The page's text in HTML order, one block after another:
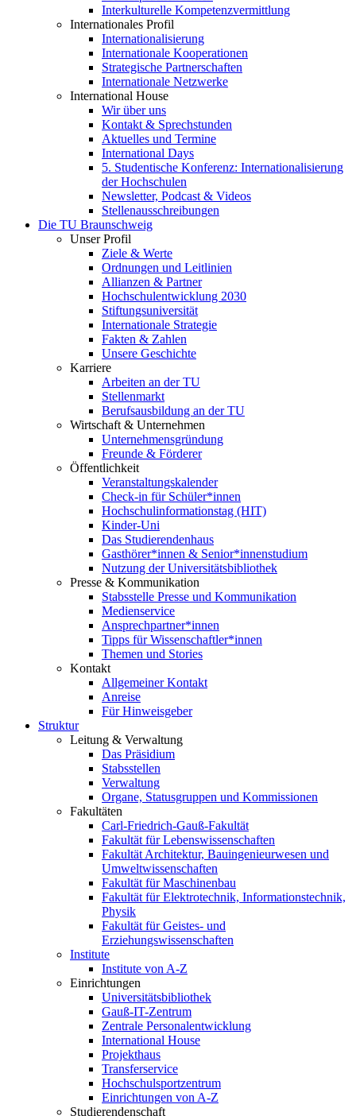
Interkulturelle Kompetenzvermittlung
Internationales Profil
Internationalisierung
Internationale Kooperationen
Strategische Partnerschaften
Internationale Netzwerke
International House
Wir über uns
Kontakt & Sprechstunden
Aktuelles und Termine
International Days
5. Studentische Konferenz: Internationalisierung
der Hochschulen
Newsletter, Podcast & Videos
Stellenausschreibungen
Die TU Braunschweig
Unser Profil
Ziele & Werte
Ordnungen und Leitlinien
Allianzen & Partner
Hochschulentwicklung 2030
Stiftungsuniversität
Internationale Strategie
Fakten & Zahlen
Unsere Geschichte
Karriere
Arbeiten an der TU
Stellenmarkt
Berufsausbildung an der TU
Wirtschaft & Unternehmen
Unternehmensgründung
Freunde & Förderer
Öffentlichkeit
Veranstaltungskalender
Check-in für Schüler*innen
Hochschulinformationstag (HIT)
Kinder-Uni
Das Studierendenhaus
Gasthörer*innen & Senior*innenstudium
Nutzung der Universitätsbibliothek
Presse & Kommunikation
Stabsstelle Presse und Kommunikation
Medienservice
Ansprechpartner*innen
Tipps für Wissenschaftler*innen
Themen und Stories
Kontakt
Allgemeiner Kontakt
Anreise
Für Hinweisgeber
Struktur
Leitung & Verwaltung
Das Präsidium
Stabsstellen
Verwaltung
Organe, Statusgruppen und Kommissionen
Fakultäten
Carl-Friedrich-Gauß-Fakultät
Fakultät für Lebenswissenschaften
Fakultät Architektur, Bauingenieurwesen und
Umweltwissenschaften
Fakultät für Maschinenbau
Fakultät für Elektrotechnik, Informationstechnik,
Physik
Fakultät für Geistes- und
Erziehungswissenschaften
Institute
Institute von A-Z
Einrichtungen
Universitätsbibliothek
Gauß-IT-Zentrum
Zentrale Personalentwicklung
International House
Projekthaus
Transferservice
Hochschulsportzentrum
Einrichtungen von A-Z
Studierendenschaft